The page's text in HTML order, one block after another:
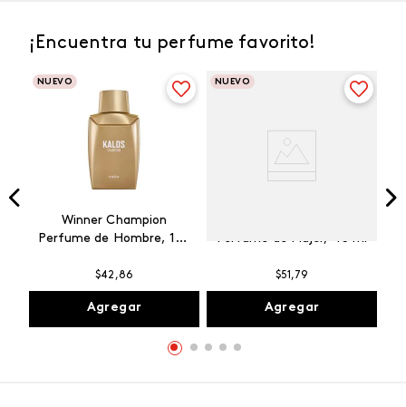
¡Encuentra tu perfume favorito!
NUEVO
Winner Champion
Perfume de Hombre, 100
$42 ,86
Agregar
NUEVO
Perfume de Mujer, 45 ml
$51 ,79
Agregar